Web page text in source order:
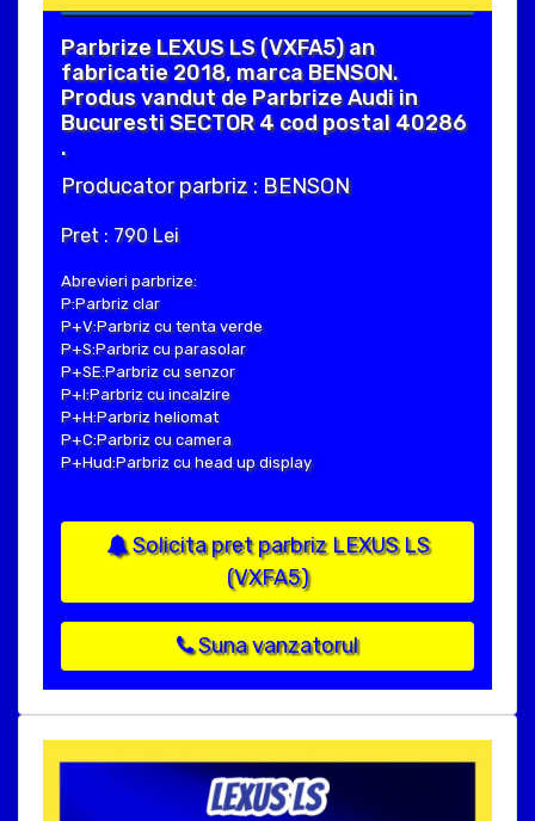
Parbrize LEXUS LS (VXFA5) an
fabricatie 2018, marca BENSON.
Produs vandut de Parbrize Audi in
Bucuresti SECTOR 4 cod postal 40286
.
Producator parbriz : BENSON
Pret : 790 Lei
Abrevieri parbrize:
P:Parbriz clar
P+V:Parbriz cu tenta verde
P+S:Parbriz cu parasolar
P+SE:Parbriz cu senzor
P+I:Parbriz cu incalzire
P+H:Parbriz heliomat
P+C:Parbriz cu camera
P+Hud:Parbriz cu head up display
Solicita pret parbriz LEXUS LS
(VXFA5)
Suna vanzatorul